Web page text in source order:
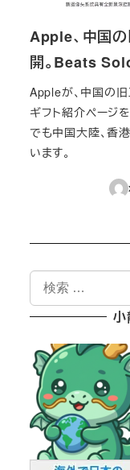
Apple、中国の
開。Beats
Appleが、中国の旧
ギフト紹介ページ
でも中国大陸、香
います。
検
索
小